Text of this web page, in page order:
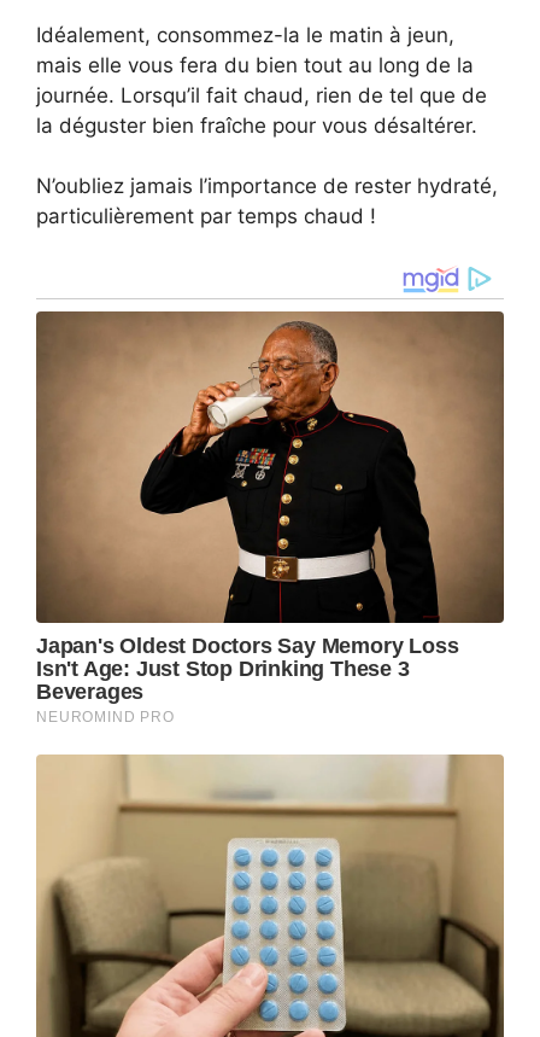
Idéalement, consommez-la le matin à jeun,
mais elle vous fera du bien tout au long de la
journée. Lorsqu’il fait chaud, rien de tel que de
la déguster bien fraîche pour vous désaltérer.
N’oubliez jamais l’importance de rester hydraté,
particulièrement par temps chaud !